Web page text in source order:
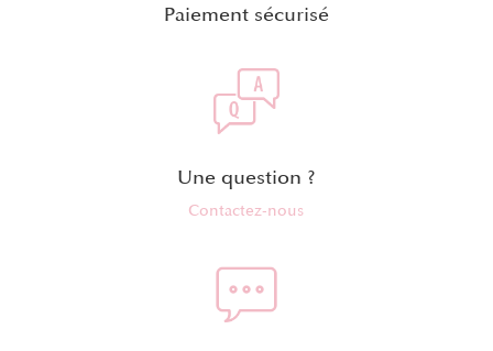
Paiement sécurisé
Une question ?
Contactez-nous